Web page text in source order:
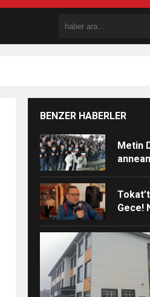
8:19 AKBIYIK, BAKAN
BENZER HABERLER
Metin
Gece!